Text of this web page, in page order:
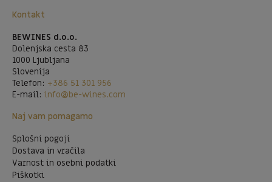
Kontakt
BEWINES d.o.o.
Dolenjska cesta 83
1000 Ljubljana
Slovenija
Telefon: +386 51 301 956
E-mail: info@be-wines.com
Naj vam pomagamo
Splošni pogoji
Dostava in vračila
Varnost in osebni podatki
Piškotki